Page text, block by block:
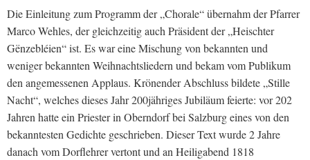
Die Einleitung zum Programm der „Chorale“ übernahm der Pfarrer
Marco Wehles, der gleichzeitig auch Präsident der „Heischter
Gënzebléien“ ist. Es war eine Mischung von bekannten und
weniger bekannten Weihnachtsliedern und bekam vom Publikum
den angemessenen Applaus. Krönender Abschluss bildete „Stille
Nacht“, welches dieses Jahr 200jähriges Jubiläum feierte: vor 202
Jahren hatte ein Priester in Oberndorf bei Salzburg eines von den
bekanntesten Gedichte geschrieben. Dieser Text wurde 2 Jahre
danach vom Dorflehrer vertont und an Heiligabend 1818